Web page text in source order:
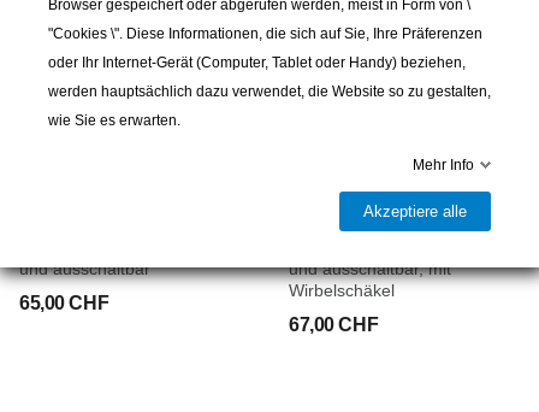
und ausschaltbar
65,00 CHF
RONSTAN
Orbit Rätschblock Serie 40,
und ausschaltbar, mit
Wirbelschäkel
67,00 CHF
Browser gespeichert oder abgerufen werden, meist in Form von \
"Cookies \". Diese Informationen, die sich auf Sie, Ihre Präferenzen
oder Ihr Internet-Gerät (Computer, Tablet oder Handy) beziehen,
werden hauptsächlich dazu verwendet, die Website so zu gestalten,
wie Sie es erwarten.
Mehr Info
Akzeptiere alle